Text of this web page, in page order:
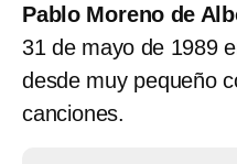
Pablo Moreno de
31 de mayo de 1989
desde muy pequeño
canciones.